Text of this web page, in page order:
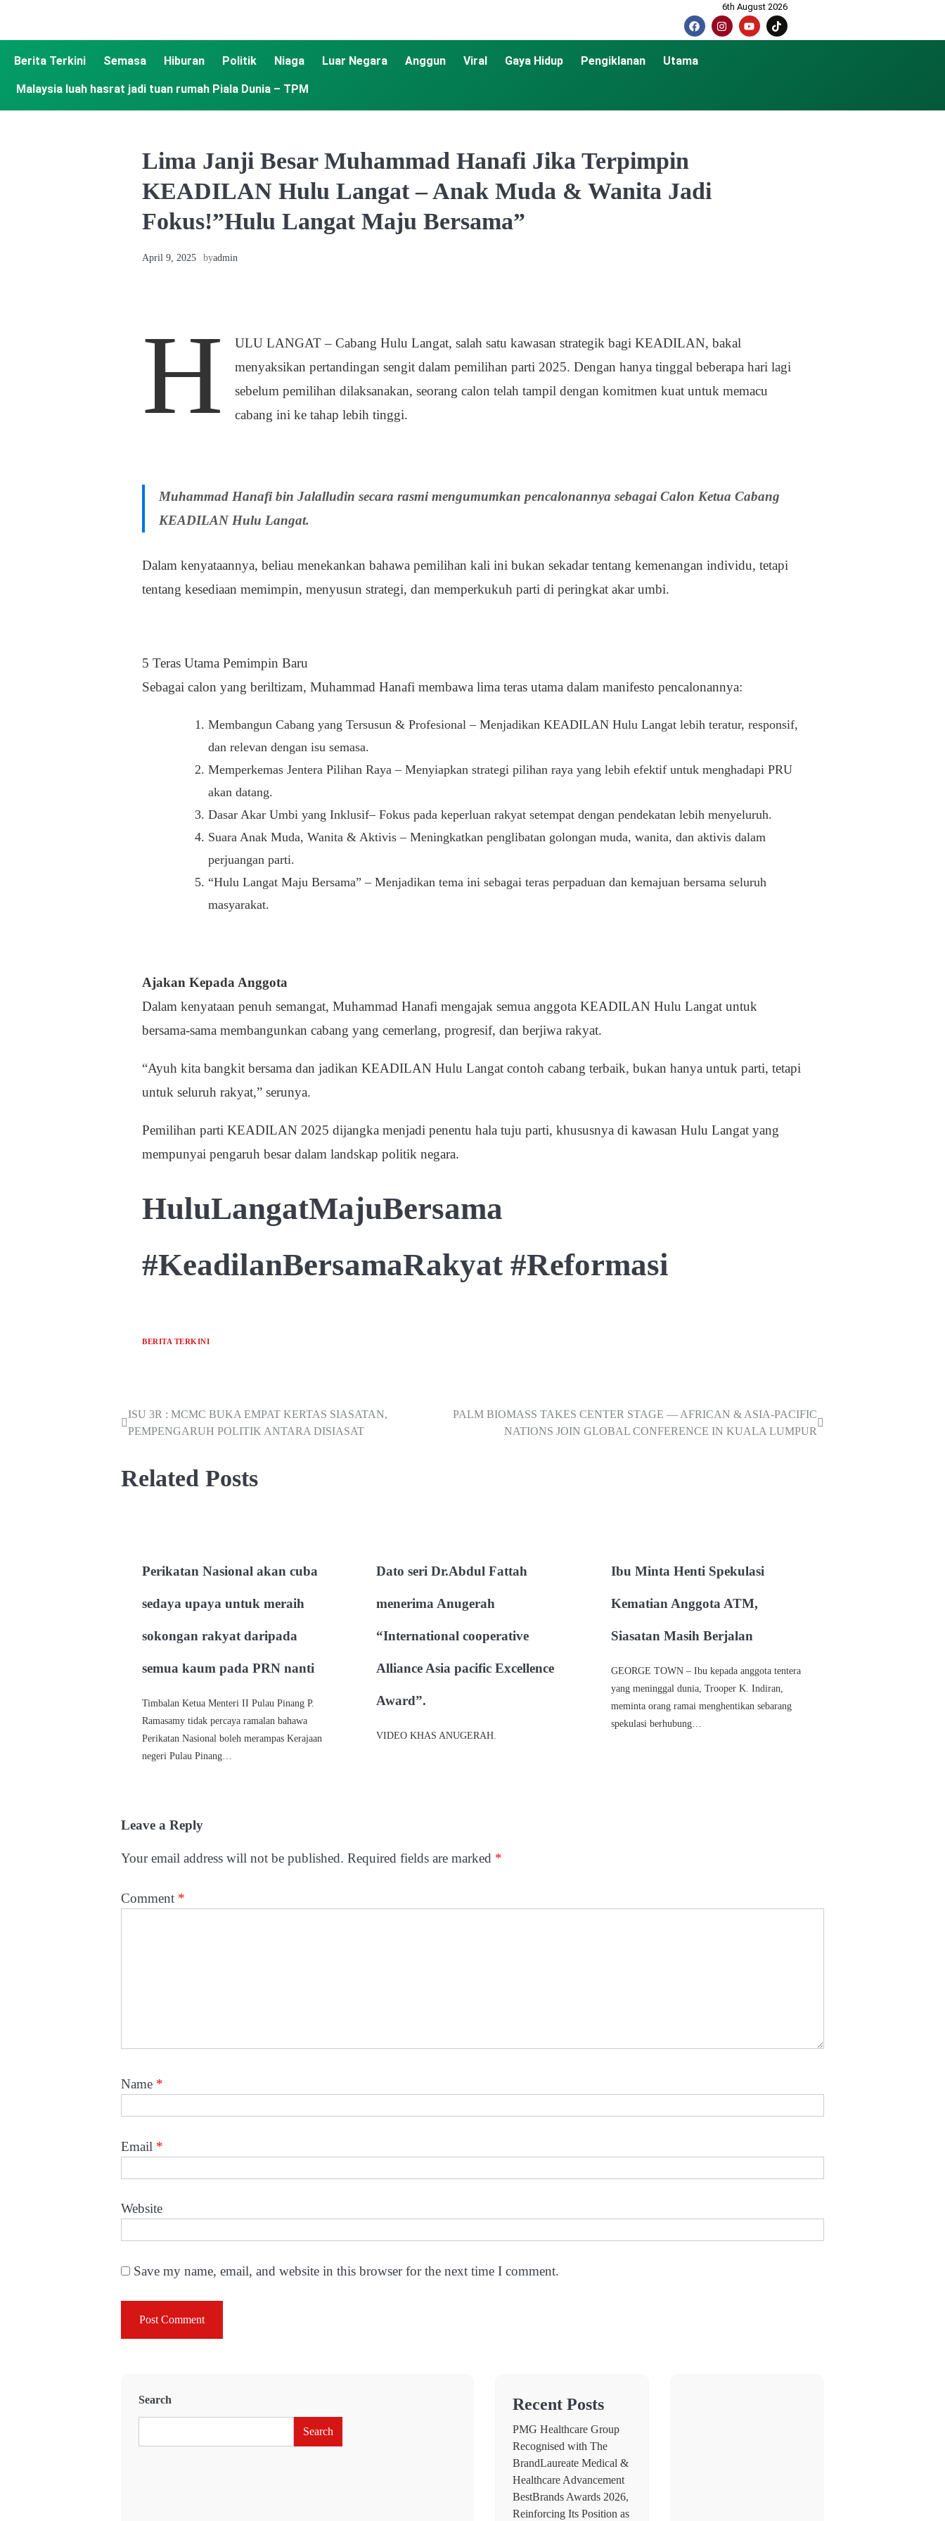
6th August 2026
Berita Terkini Semasa Hiburan Politik Niaga Luar Negara Anggun Viral Gaya Hidup Pengiklanan Utama
Malaysia luah hasrat jadi tuan rumah Piala Dunia – TPM
Lima Janji Besar Muhammad Hanafi Jika Terpimpin
KEADILAN Hulu Langat – Anak Muda & Wanita Jadi
Fokus!”Hulu Langat Maju Bersama”
April 9, 2025 byadmin
H
ULU LANGAT – Cabang Hulu Langat, salah satu kawasan strategik bagi KEADILAN, bakal
menyaksikan pertandingan sengit dalam pemilihan parti 2025. Dengan hanya tinggal beberapa hari lagi
sebelum pemilihan dilaksanakan, seorang calon telah tampil dengan komitmen kuat untuk memacu
cabang ini ke tahap lebih tinggi.
Muhammad Hanafi bin Jalalludin secara rasmi mengumumkan pencalonannya sebagai Calon Ketua Cabang
KEADILAN Hulu Langat.
Dalam kenyataannya, beliau menekankan bahawa pemilihan kali ini bukan sekadar tentang kemenangan individu, tetapi
tentang kesediaan memimpin, menyusun strategi, dan memperkukuh parti di peringkat akar umbi.
5 Teras Utama Pemimpin Baru
Sebagai calon yang beriltizam, Muhammad Hanafi membawa lima teras utama dalam manifesto pencalonannya:
Membangun Cabang yang Tersusun & Profesional – Menjadikan KEADILAN Hulu Langat lebih teratur, responsif,
dan relevan dengan isu semasa.
Memperkemas Jentera Pilihan Raya – Menyiapkan strategi pilihan raya yang lebih efektif untuk menghadapi PRU
akan datang.
Dasar Akar Umbi yang Inklusif– Fokus pada keperluan rakyat setempat dengan pendekatan lebih menyeluruh.
Suara Anak Muda, Wanita & Aktivis – Meningkatkan penglibatan golongan muda, wanita, dan aktivis dalam
perjuangan parti.
“Hulu Langat Maju Bersama” – Menjadikan tema ini sebagai teras perpaduan dan kemajuan bersama seluruh
masyarakat.
Ajakan Kepada Anggota
Dalam kenyataan penuh semangat, Muhammad Hanafi mengajak semua anggota KEADILAN Hulu Langat untuk
bersama-sama membangunkan cabang yang cemerlang, progresif, dan berjiwa rakyat.
“Ayuh kita bangkit bersama dan jadikan KEADILAN Hulu Langat contoh cabang terbaik, bukan hanya untuk parti, tetapi
untuk seluruh rakyat,” serunya.
Pemilihan parti KEADILAN 2025 dijangka menjadi penentu hala tuju parti, khususnya di kawasan Hulu Langat yang
mempunyai pengaruh besar dalam landskap politik negara.
HuluLangatMajuBersama
#KeadilanBersamaRakyat #Reformasi
BERITA TERKINI
ISU 3R : MCMC BUKA EMPAT KERTAS SIASATAN,
PEMPENGARUH POLITIK ANTARA DISIASAT
PALM BIOMASS TAKES CENTER STAGE — AFRICAN & ASIA-PACIFIC
NATIONS JOIN GLOBAL CONFERENCE IN KUALA LUMPUR
Related Posts
Perikatan Nasional akan cuba
sedaya upaya untuk meraih
sokongan rakyat daripada
semua kaum pada PRN nanti
Timbalan Ketua Menteri II Pulau Pinang P.
Ramasamy tidak percaya ramalan bahawa
Perikatan Nasional boleh merampas Kerajaan
negeri Pulau Pinang…
Dato seri Dr.Abdul Fattah
menerima Anugerah
“International cooperative
Alliance Asia pacific Excellence
Award”.
VIDEO KHAS ANUGERAH.
Ibu Minta Henti Spekulasi
Kematian Anggota ATM,
Siasatan Masih Berjalan
GEORGE TOWN – Ibu kepada anggota tentera
yang meninggal dunia, Trooper K. Indiran,
meminta orang ramai menghentikan sebarang
spekulasi berhubung…
Leave a Reply
Your email address will not be published. Required fields are marked *
Comment *
Name *
Email *
Website
Save my name, email, and website in this browser for the next time I comment.
Search
Search
Recent Posts
PMG Healthcare Group
Recognised with The
BrandLaureate Medical &
Healthcare Advancement
BestBrands Awards 2026,
Reinforcing Its Position as